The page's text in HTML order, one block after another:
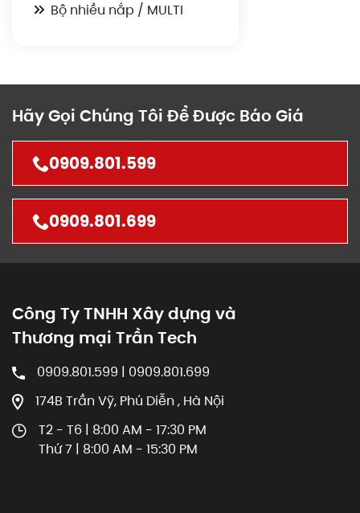
Bộ nhiều nắp / MULTI
Hãy Gọi Chúng Tôi Để Được Báo Giá
0909.801.599
0909.801.699
Công Ty TNHH Xây dựng và
Thương mại Trần Tech
0909.801.599 | 0909.801.699
174B Trần Vỹ, Phú Diễn , Hà Nội
T2 - T6 | 8:00 AM - 17:30 PM
Thứ 7 | 8:00 AM - 15:30 PM